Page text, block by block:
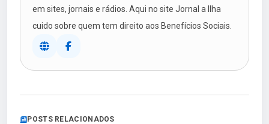
em sites, jornais e rádios. Aqui no site Jornal a Ilha
cuido sobre quem tem direito aos Benefícios Sociais.
POSTS RELACIONADOS